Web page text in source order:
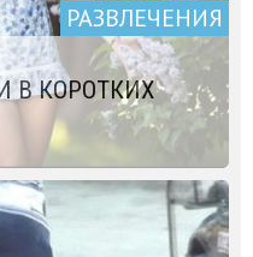
РАЗВЛЕЧЕНИЯ
В КОРОТКИХ